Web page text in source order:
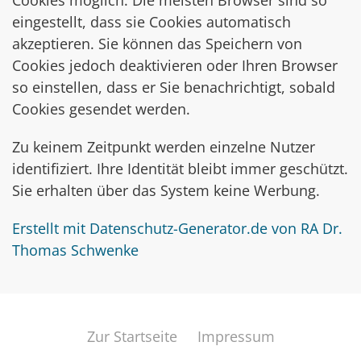
eingestellt, dass sie Cookies automatisch
akzeptieren. Sie können das Speichern von
Cookies jedoch deaktivieren oder Ihren Browser
so einstellen, dass er Sie benachrichtigt, sobald
Cookies gesendet werden.
Zu keinem Zeitpunkt werden einzelne Nutzer
identifiziert. Ihre Identität bleibt immer geschützt.
Sie erhalten über das System keine Werbung.
Erstellt mit Datenschutz-Generator.de von RA Dr.
Thomas Schwenke
Zur Startseite Impressum